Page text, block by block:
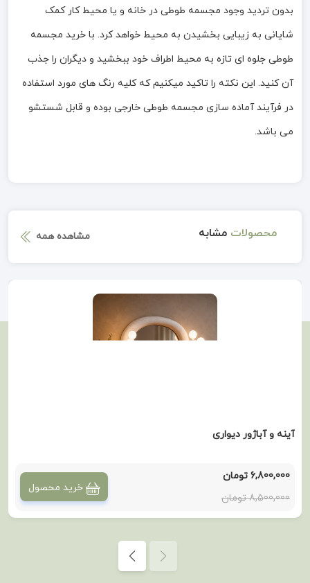
بدون تردید وجود مجسمه طوطی در خانه و یا محیط کار کمک
شایانی به زیبایی بخشیدن به محیط خواهد کرد. با خرید مجسمه
طوطی جلوه ای تازه به محیط اطراف خود ببخشید و دیگران را جذب
آن کنید. این نکته را تاکید میکنیم که کلیه رنگ های مورد استفاده
در فرآیند آماده سازی مجسمه طوطی خارجی بوده و قابل شستشو
می باشد.
محصولات مشابه مشاهده همه
آینه و آباژور دیواری
6,800,000 تومان
8,500,000 تومان
خرید محصول